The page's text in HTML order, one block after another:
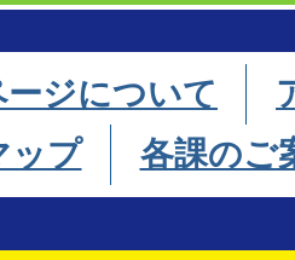
ジについて
ップ
各課のご